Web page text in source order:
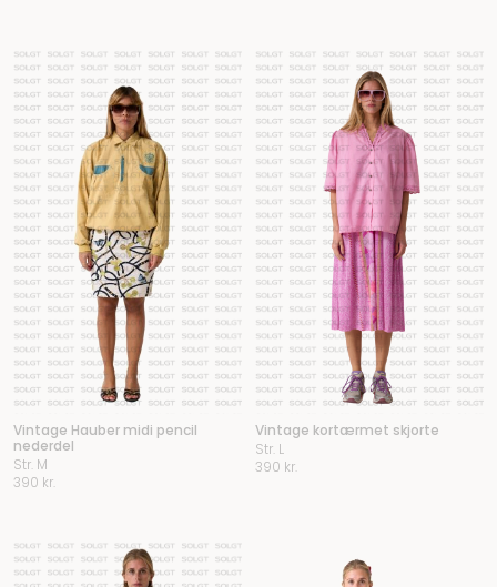
Vintage Hauber midi pencil
nederdel
Str. M
390 kr.
Vintage kortærmet skjorte
Str. L
390 kr.